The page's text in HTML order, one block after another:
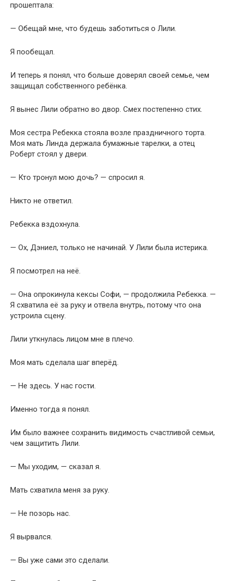
прошептала:
— Обещай мне, что будешь заботиться о Лили.
Я пообещал.
И теперь я понял, что больше доверял своей семье, чем
защищал собственного ребёнка.
Я вынес Лили обратно во двор. Смех постепенно стих.
Моя сестра Ребекка стояла возле праздничного торта.
Моя мать Линда держала бумажные тарелки, а отец
Роберт стоял у двери.
— Кто тронул мою дочь? — спросил я.
Никто не ответил.
Ребекка вздохнула.
— Ох, Дэниел, только не начинай. У Лили была истерика.
Я посмотрел на неё.
— Она опрокинула кексы Софи, — продолжила Ребекка. —
Я схватила её за руку и отвела внутрь, потому что она
устроила сцену.
Лили уткнулась лицом мне в плечо.
Моя мать сделала шаг вперёд.
— Не здесь. У нас гости.
Именно тогда я понял.
Им было важнее сохранить видимость счастливой семьи,
чем защитить Лили.
— Мы уходим, — сказал я.
Мать схватила меня за руку.
— Не позорь нас.
Я вырвался.
— Вы уже сами это сделали.